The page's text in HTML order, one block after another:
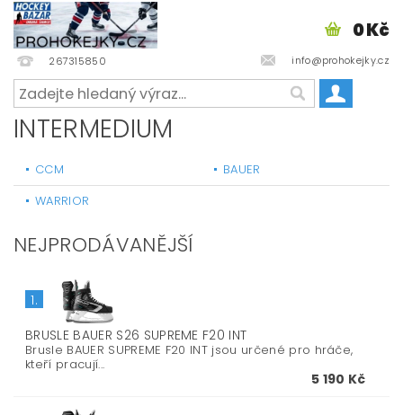
267315850 info@prohokejky.cz
0 Kč
INTERMEDIUM
CCM
BAUER
WARRIOR
NEJPRODÁVANĚJŠÍ
1.
BRUSLE BAUER S26 SUPREME F20 INT
Brusle BAUER SUPREME F20 INT jsou určené pro hráče,
kteří pracují...
5 190 Kč